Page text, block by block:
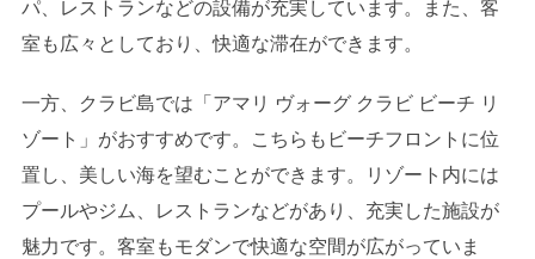
パ、レストランなどの設備が充実しています。また、客
室も広々としており、快適な滞在ができます。
一方、クラビ島では「アマリ ヴォーグ クラビ ビーチ リ
ゾート」がおすすめです。こちらもビーチフロントに位
置し、美しい海を望むことができます。リゾート内には
プールやジム、レストランなどがあり、充実した施設が
魅力です。客室もモダンで快適な空間が広がっていま